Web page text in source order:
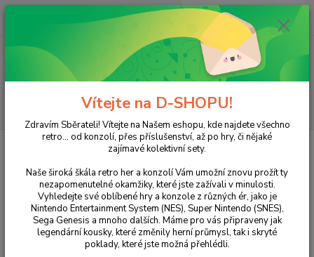
Menu
(Po-Pá, 15:00-20:00 hod.)
ks
0 Kč
Blitzkrieg
Blitzkrieg
Vítejte na D-SHOPU!
Zdravím Sběrateli! Vítejte na Našem eshopu, kde najdete všechno
retro... od konzolí, přes příslušenství, až po hry, či nějaké
zajímavé kolektivní sety.
Naše široká škála retro her a konzolí Vám umožní znovu prožít ty
nezapomenutelné okamžiky, které jste zažívali v minulosti.
Vyhledejte své oblíbené hry a konzole z různých ér, jako je
Nintendo Entertainment System (NES), Super Nintendo (SNES),
Sega Genesis a mnoho dalších. Máme pro vás připraveny jak
legendární kousky, které změnily herní průmysl, tak i skryté
poklady, které jste možná přehlédli.